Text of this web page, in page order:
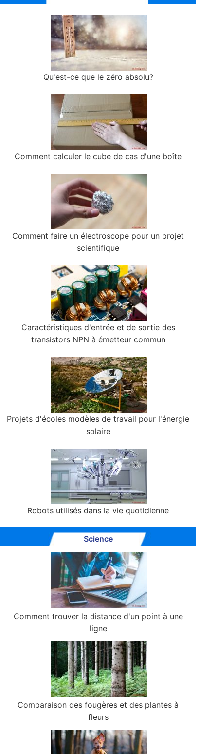
Qu'est-ce que le zéro absolu?
Comment calculer le cube de cas d'une boîte
Comment faire un électroscope pour un projet
scientifique
Caractéristiques d'entrée et de sortie des
transistors NPN à émetteur commun
Projets d'écoles modèles de travail pour l'énergie
solaire
Robots utilisés dans la vie quotidienne
Science
Comment trouver la distance d'un point à une
ligne
Comparaison des fougères et des plantes à
fleurs